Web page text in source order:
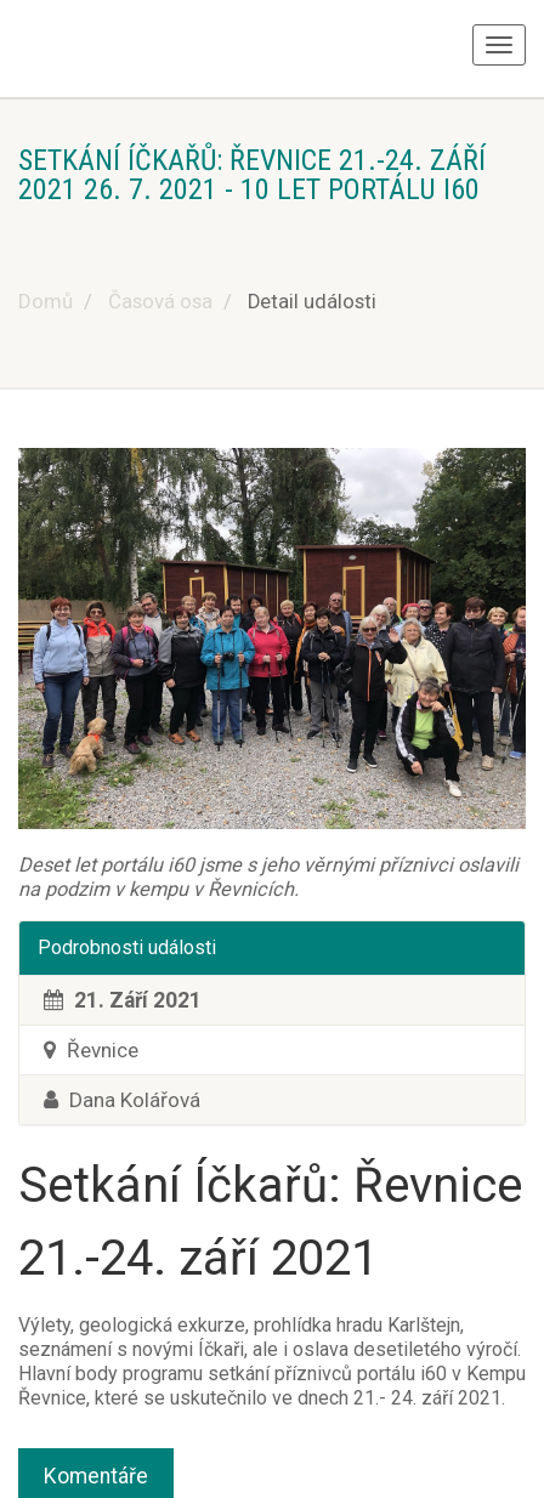
SETKÁNÍ ÍČKAŘŮ: ŘEVNICE 21.-24. ZÁŘÍ
2021 26. 7. 2021 - 10 LET PORTÁLU I60
Domů Časová osa Detail události
Deset let portálu i60 jsme s jeho věrnými příznivci oslavili
na podzim v kempu v Řevnicích.
Podrobnosti události
21. Září 2021
Řevnice
Dana Kolářová
Setkání Íčkařů: Řevnice
21.-24. září 2021
Výlety, geologická exkurze, prohlídka hradu Karlštejn,
seznámení s novými Íčkaři, ale i oslava desetiletého výročí.
Hlavní body programu setkání příznivců portálu i60 v Kempu
Řevnice, které se uskutečnilo ve dnech 21.- 24. září 2021.
Komentáře